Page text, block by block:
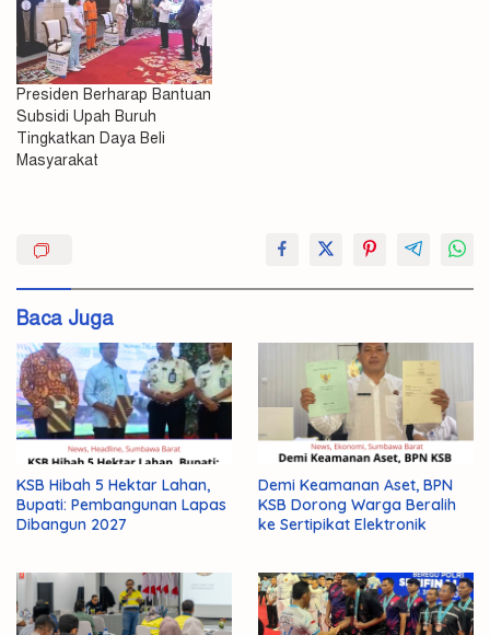
Presiden Berharap Bantuan
Subsidi Upah Buruh
Tingkatkan Daya Beli
Masyarakat
RI
Baca Juga
KSB Hibah 5 Hektar Lahan,
Bupati: Pembangunan Lapas
Dibangun 2027
Demi Keamanan Aset, BPN
KSB Dorong Warga Beralih
ke Sertipikat Elektronik